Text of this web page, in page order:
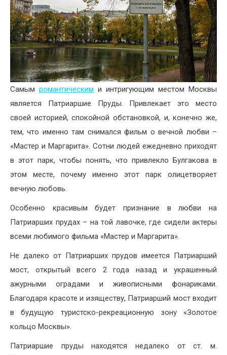
Самым романтическим и интригующим местом Москвы
является Патриаршие Пруды. Привлекает это место
своей историей, спокойной обстановкой, и, конечно же,
тем, что именно там снимался фильм о вечной любви –
«Мастер и Маргарита». Сотни людей ежедневно приходят
в этот парк, чтобы понять, что привлекло Булгакова в
этом месте, почему именно этот парк олицетворяет
вечную любовь.
Особенно красивым будет признание в любви на
Патриарших прудах – на той лавочке, где сидели актеры
всеми любимого фильма «Мастер и Маргарита».
Не далеко от Патриарших прудов имеется Патриарший
мост, открытый всего 2 года назад и украшенный
ажурными оградами и живописными фонариками.
Благодаря красоте и изяществу, Патриарший мост входит
в будущую туристско-рекреационную зону «Золотое
кольцо Москвы».
Патриаршие пруды находятся недалеко от ст. м.